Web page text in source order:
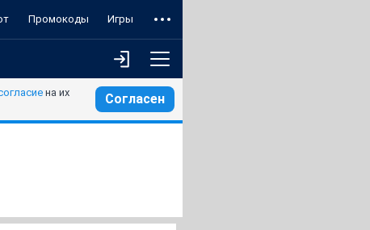
Промокоды Игры
на их
Согласен